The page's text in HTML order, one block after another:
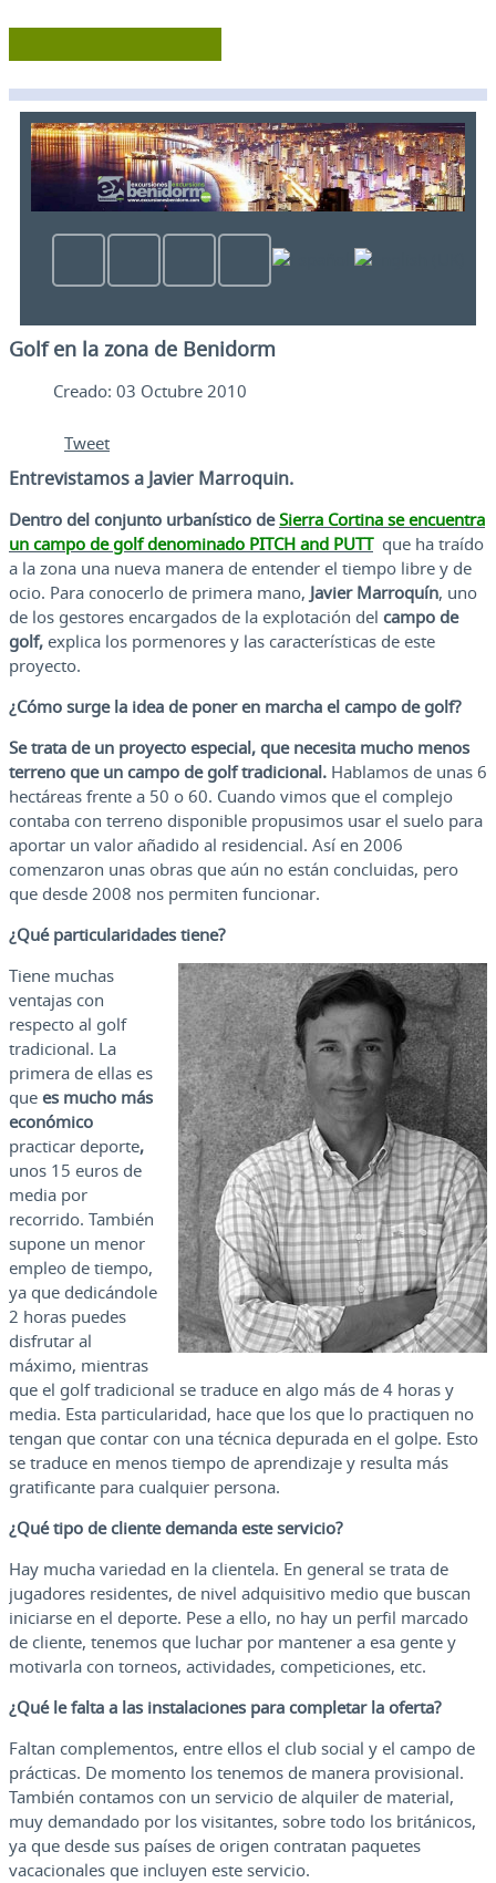
Golf en la zona de Benidorm
Creado: 03 Octubre 2010
Tweet
Entrevistamos a Javier Marroquin.
Dentro del conjunto urbanístico de Sierra Cortina se encuentra
un campo de golf denominado PITCH and PUTTque ha traído
a la zona una nueva manera de entender el tiempo libre y de
ocio. Para conocerlo de primera mano, Javier Marroquín, uno
de los gestores encargados de la explotación del campo de
golf, explica los pormenores y las características de este
proyecto.
¿Cómo surge la idea de poner en marcha el campo de golf?
Se trata de un proyecto especial, que necesita mucho menos
terreno que un campo de golf tradicional. Hablamos de unas 6
hectáreas frente a 50 o 60. Cuando vimos que el complejo
contaba con terreno disponible propusimos usar el suelo para
aportar un valor añadido al residencial. Así en 2006
comenzaron unas obras que aún no están concluidas, pero
que desde 2008 nos permiten funcionar.
¿Qué particularidades tiene?
Tiene muchas
ventajas con
respecto al golf
tradicional. La
primera de ellas es
que es mucho más
económico
practicar deporte,
unos 15 euros de
media por
recorrido. También
supone un menor
empleo de tiempo,
ya que dedicándole
2 horas puedes
disfrutar al
máximo, mientras
que el golf tradicional se traduce en algo más de 4 horas y
media. Esta particularidad, hace que los que lo practiquen no
tengan que contar con una técnica depurada en el golpe. Esto
se traduce en menos tiempo de aprendizaje y resulta más
gratificante para cualquier persona.
¿Qué tipo de cliente demanda este servicio?
Hay mucha variedad en la clientela. En general se trata de
jugadores residentes, de nivel adquisitivo medio que buscan
iniciarse en el deporte. Pese a ello, no hay un perfil marcado
de cliente, tenemos que luchar por mantener a esa gente y
motivarla con torneos, actividades, competiciones, etc.
¿Qué le falta a las instalaciones para completar la oferta?
Faltan complementos, entre ellos el club social y el campo de
prácticas. De momento los tenemos de manera provisional.
También contamos con un servicio de alquiler de material,
muy demandado por los visitantes, sobre todo los británicos,
ya que desde sus países de origen contratan paquetes
vacacionales que incluyen este servicio.